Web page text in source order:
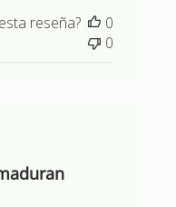
reseña?
0
0